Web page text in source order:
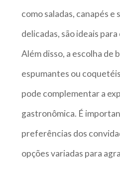
como saladas, canapés e
delicadas, são ideais
Além disso, a escolha de
espumantes ou
pode complementar a
gastronômica. É
preferências dos
opções variadas para